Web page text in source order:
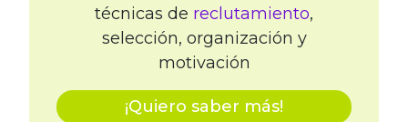
técnicas de reclutamiento,
selección, organización y
motivación
¡Quiero saber más!